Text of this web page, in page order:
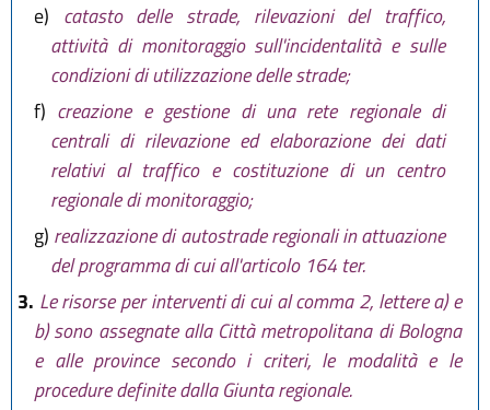
e) catasto delle strade, rilevazioni del traffico,
attività di monitoraggio sull'incidentalità e sulle
condizioni di utilizzazione delle strade;
f) creazione e gestione di una rete regionale di
centrali di rilevazione ed elaborazione dei dati
relativi al traffico e costituzione di un centro
regionale di monitoraggio;
g) realizzazione di autostrade regionali in attuazione
del programma di cui all'articolo 164 ter.
3. Le risorse per interventi di cui al comma 2, lettere a) e
b) sono assegnate alla Città metropolitana di Bologna
e alle province secondo i criteri, le modalità e le
procedure definite dalla Giunta regionale.